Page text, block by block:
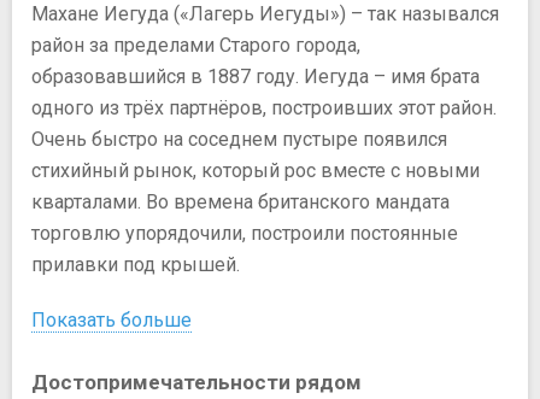
Махане Иегуда («Лагерь Иегуды») – так назывался
район за пределами Старого города,
образовавшийся в 1887 году. Иегуда – имя брата
одного из трёх партнёров, построивших этот район.
Очень быстро на соседнем пустыре появился
стихийный рынок, который рос вместе с новыми
кварталами. Во времена британского мандата
торговлю упорядочили, построили постоянные
прилавки под крышей.
Показать больше
Достопримечательности рядом